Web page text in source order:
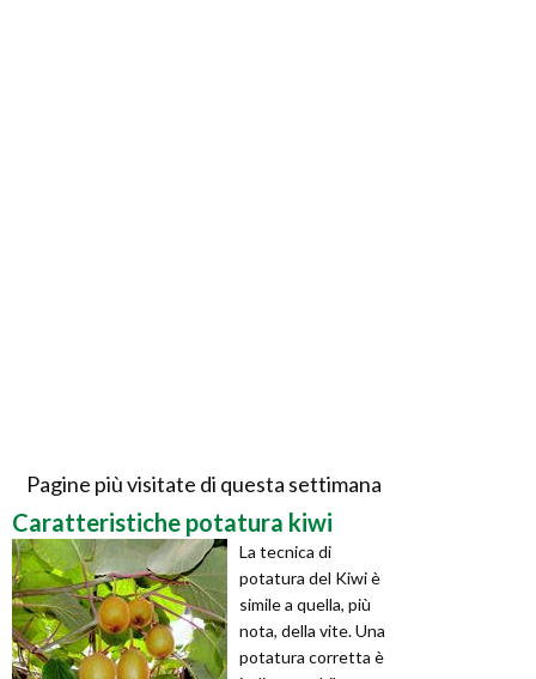
Pagine più visitate di questa settimana
Caratteristiche potatura kiwi
La tecnica di
potatura del Kiwi è
simile a quella, più
nota, della vite. Una
potatura corretta è